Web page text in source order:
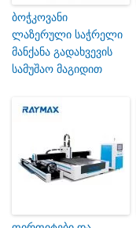
ბოჭკოვანი
ლაზერული საჭრელი
მანქანა გადახვევის
სამუშაო მაგიდით